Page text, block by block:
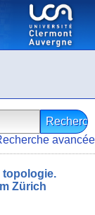
avancée
topologie.
Zürich